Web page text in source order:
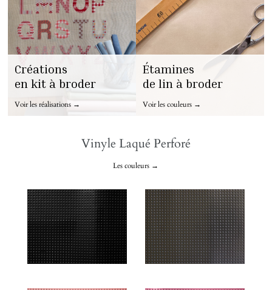
Créations
en kit à broder
Voir les réalisations →
Étamines
de lin à broder
Voir les couleurs →
Vinyle Laqué Perforé
Les couleurs →